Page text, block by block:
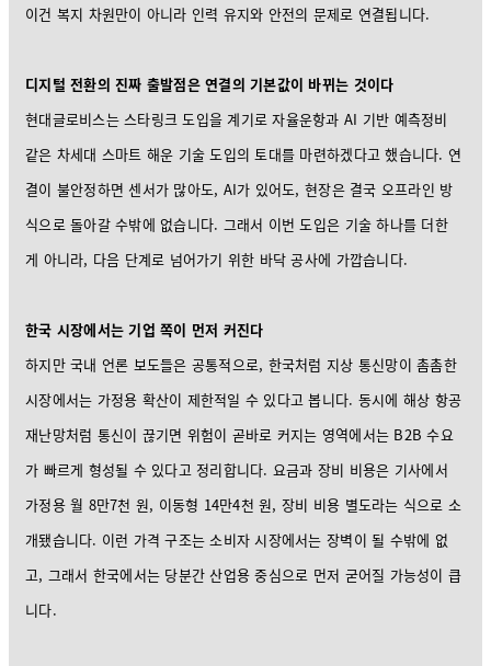
이건 복지 차원만이 아니라 인력 유지와 안전의 문제로 연결됩니다.
디지털 전환의 진짜 출발점은 연결의 기본값이 바뀌는 것이다
현대글로비스는 스타링크 도입을 계기로 자율운항과 AI 기반 예측정비
같은 차세대 스마트 해운 기술 도입의 토대를 마련하겠다고 했습니다. 연
결이 불안정하면 센서가 많아도, AI가 있어도, 현장은 결국 오프라인 방
식으로 돌아갈 수밖에 없습니다. 그래서 이번 도입은 기술 하나를 더한
게 아니라, 다음 단계로 넘어가기 위한 바닥 공사에 가깝습니다.
한국 시장에서는 기업 쪽이 먼저 커진다
하지만 국내 언론 보도들은 공통적으로, 한국처럼 지상 통신망이 촘촘한
시장에서는 가정용 확산이 제한적일 수 있다고 봅니다. 동시에 해상 항공
재난망처럼 통신이 끊기면 위험이 곧바로 커지는 영역에서는 B2B 수요
가 빠르게 형성될 수 있다고 정리합니다. 요금과 장비 비용은 기사에서
가정용 월 8만7천 원, 이동형 14만4천 원, 장비 비용 별도라는 식으로 소
개됐습니다. 이런 가격 구조는 소비자 시장에서는 장벽이 될 수밖에 없
고, 그래서 한국에서는 당분간 산업용 중심으로 먼저 굳어질 가능성이 큽
니다.